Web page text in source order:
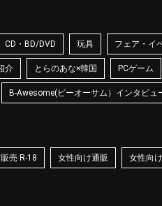
CD・BD/DVD 玩具 フェア・イ
介 とらのあな×韓国 PCゲーム
B-Awesome(ビーオーサム）インタビュ
売 R-18 女性向け通販 女性向